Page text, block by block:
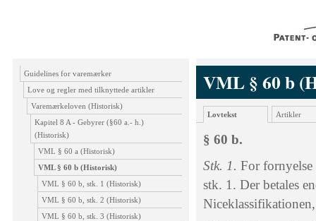
Guidelines for varemærker
Love og regler med tilknyttede artikler
Varemærkeloven (Historisk)
Kapitel 8 A - Gebyrer (§60 a.- h.)
(Historisk)
VML § 60 a (Historisk)
VML § 60 b (Historisk)
VML § 60 b, stk. 1 (Historisk)
VML § 60 b, stk. 2 (Historisk)
VML § 60 b, stk. 3 (Historisk)
VML § 60 b
Lovtekst Artikler
§ 60 b.
Stk. 1. For
stk. 1. Der betales